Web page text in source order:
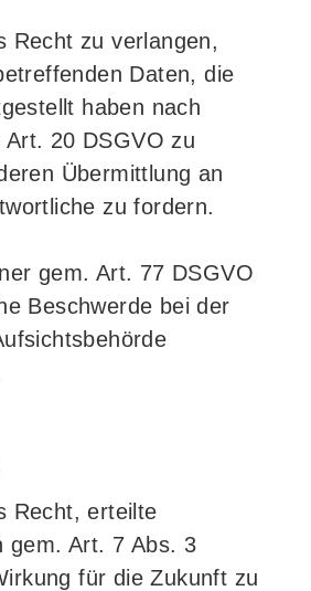
Recht zu verlangen,
Daten, die
haben nach
20 DSGVO zu
Übermittlung an
zu fordern.
gem. Art. 77 DSGVO
Beschwerde bei der
Recht, erteilte
gem. Art. 7 Abs. 3
für die Zukunft zu